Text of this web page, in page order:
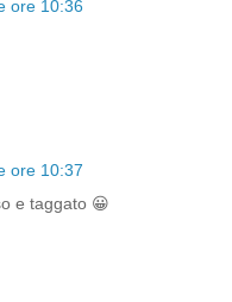
ore 10:36
ore 10:37
e taggato 😀